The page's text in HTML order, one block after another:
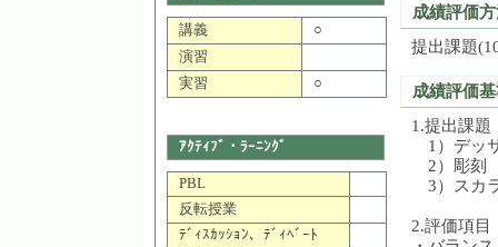
講義
○
演習
実習
○
ｱｸﾃｨﾌﾞ・ﾗｰﾆﾝｸﾞ
PBL
反転授業
ﾃﾞｨｽｶｯｼｮﾝ、ﾃﾞｨﾍﾞｰﾄ
成績評価
提出課題
成績評価
1.提出課題
1）デッ
2）彫刻
3）スカ
2.評価項目